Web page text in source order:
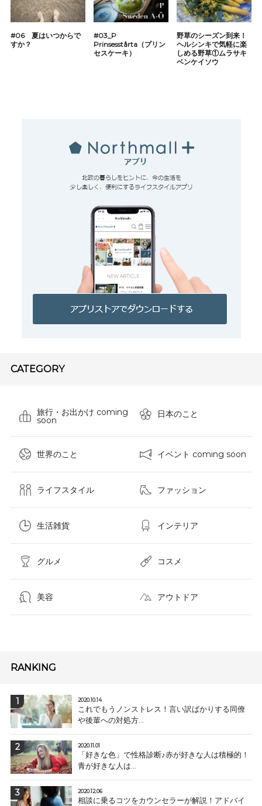
#06 夏はいつからで
すか？
#03_P
Prinsesstårta（プリン
セスケーキ）
野草のシーズン到来！
ヘルシンキで気軽に楽
しめる野草①ムラサキ
ベンケイソウ
CATEGORY
旅行・お出かけ coming
soon
日本のこと
世界のこと イベント coming soon
ライフスタイル ファッション
生活雑貨 インテリア
グルメ コスメ​
美容 アウトドア
RANKING
2020.10.14
これでもうノンストレス！言い訳ばかりする同僚
や後輩への対処方...
2020.11.01
「好きな色」で性格診断♪赤が好きな人は積極的！
青が好きな人は...
2020.12.06
相談に乗るコツをカウンセラーが解説！アドバイ